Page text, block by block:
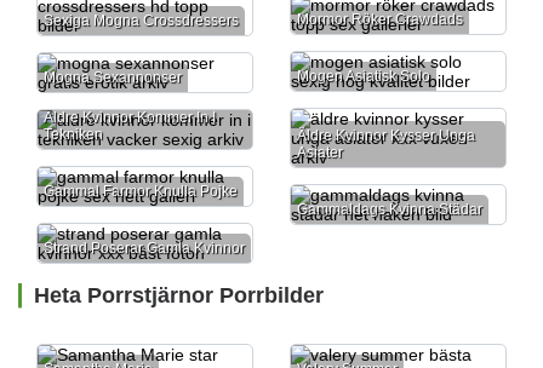
Sexiga Mogna Crossdressers Mormor Röker Crawdads
Mogen Asiatisk Solo
Mogna Sexannonser
Äldre Kvinnor Kysser Unga
Asiater
Äldre Kvinnor Kommer In I
Tekniken
Gammal Farmor Knulla Pojke
Gammaldags Kvinna Städar
Strand Poserar Gamla Kvinnor
Heta Porrstjärnor Porrbilder